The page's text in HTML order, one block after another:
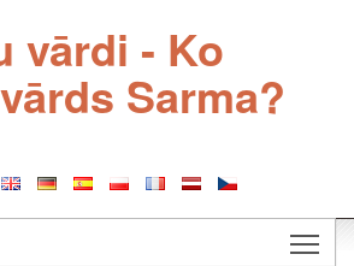
vārdi - Ko
Sarma?